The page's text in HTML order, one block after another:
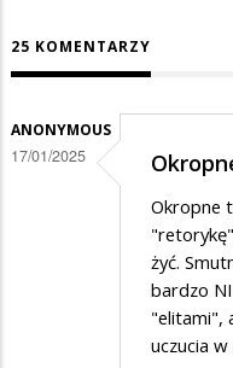
25 KOMENTARZY
ANONYMOUS
17/01/2025
Okropne
żyć.
bardzo
"elitami",
uczucia